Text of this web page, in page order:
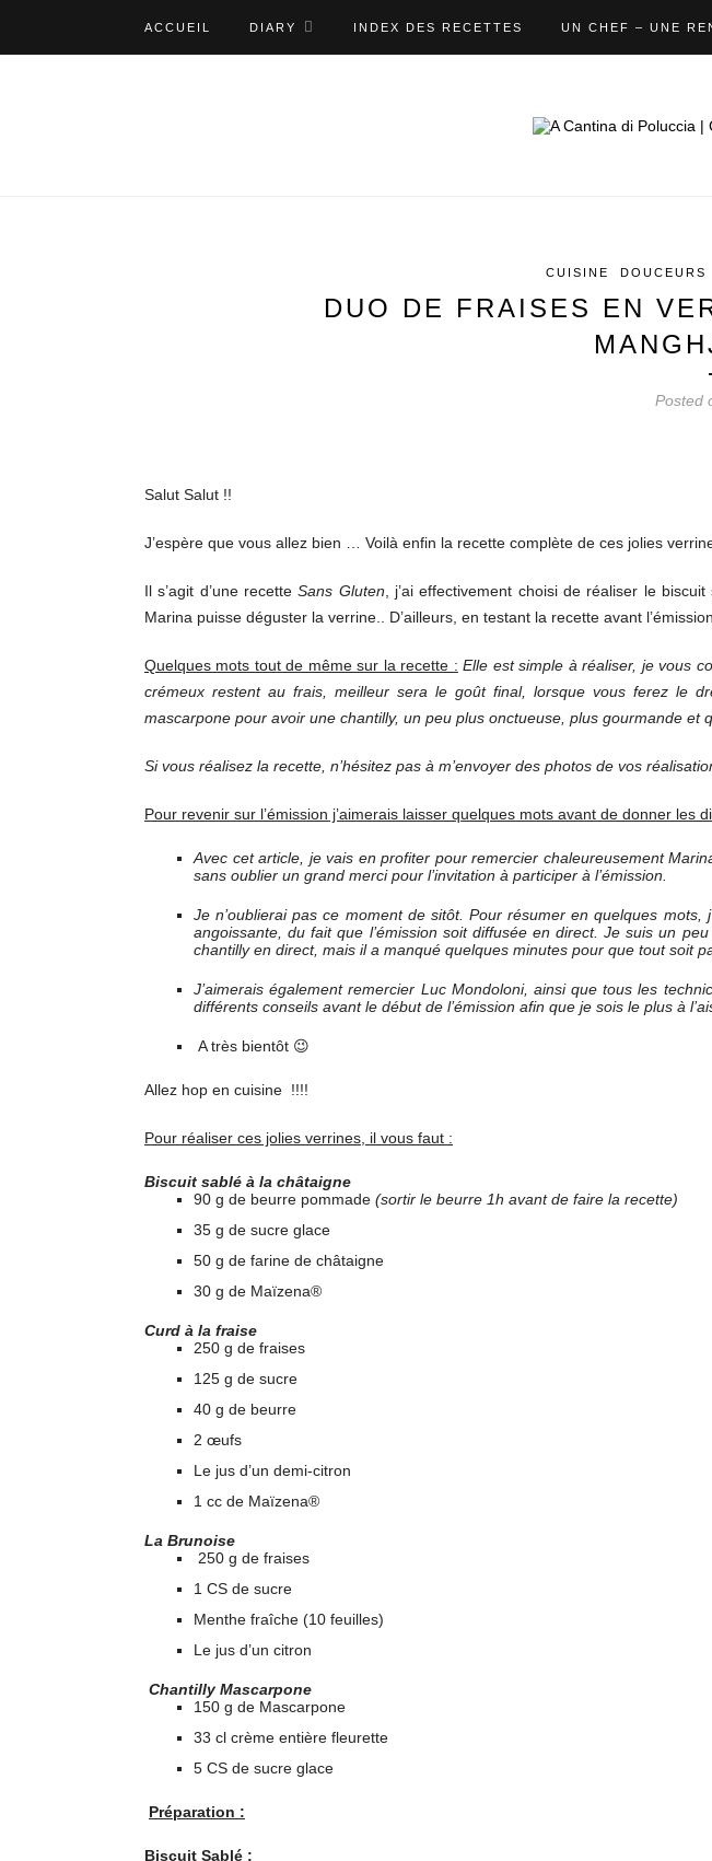
ACCUEIL DIARY INDEX DES RECETTES UN CHEF – UNE
CUISINE DOUCEURS
DUO DE FRAISES EN
Posted
Salut Salut !!
J’espère que vous allez bien … Voilà enfin la recette complète de ces jolies
Il s’agit d’une recetteSans Gluten, j’ai effectivement choisi de réaliser le
Marina puisse déguster la verrine.. D’ailleurs, en testant la recette avant
Quelques mots tout de même sur la recette : Elle est simple à réaliser, je vous
crémeux restent au frais, meilleur sera le goût final, lorsque vous ferez le
mascarpone pour avoir une chantilly, un peu plus onctueuse, plus gourmande et
Si vous réalisez la recette, n’hésitez pas à m’envoyer des photos de vos
Pour revenir sur l’émission j’aimerais laisser quelques mots avant de donner les
Avec cet article, je vais en profiter pour remercier chaleureusement
sans oublier un grand merci pour l’invitation à participer à l’émission.
Je n’oublierai pas ce moment de sitôt. Pour résumer en quelques
angoissante, du fait que l’émission soit diffusée en direct. Je suis un
chantilly en direct, mais il a manqué quelques minutes pour que tout soit
J’aimerais également remercier Luc Mondoloni, ainsi que tous les
différents conseils avant le début de l’émission afin que je sois le plus à
A très bientôt 😉
Allez hop en cuisine !!!!
Pour réaliser ces jolies verrines, il vous faut :
Biscuit sablé à la châtaigne
90 g de beurre pommade (sortir le beurre 1h avant de faire la recette)
35 g de sucre glace
50 g de farine de châtaigne
30 g de Maïzena®
Curd à la fraise
250 g de fraises
125 g de sucre
40 g de beurre
2 œufs
Le jus d’un demi-citron
1 cc de Maïzena®
La Brunoise
250 g de fraises
1 CS de sucre
Menthe fraîche (10 feuilles)
Le jus d’un citron
Chantilly Mascarpone
150 g de Mascarpone
33 cl crème entière fleurette
5 CS de sucre glace
Préparation :
Biscuit Sablé :